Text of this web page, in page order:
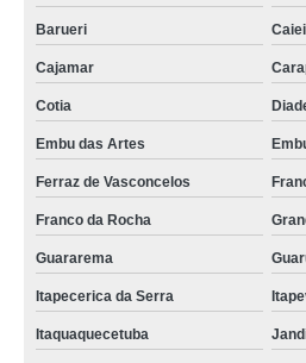
Barueri
Cajamar
Cotia
Embu das Artes
Ferraz de Vasconcelos
Franco da Rocha
Guararema
Itapecerica da Serra
Itaquaquecetuba